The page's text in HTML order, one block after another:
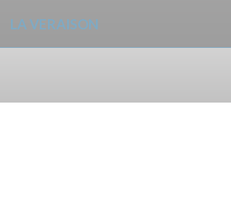
LA VERAISON